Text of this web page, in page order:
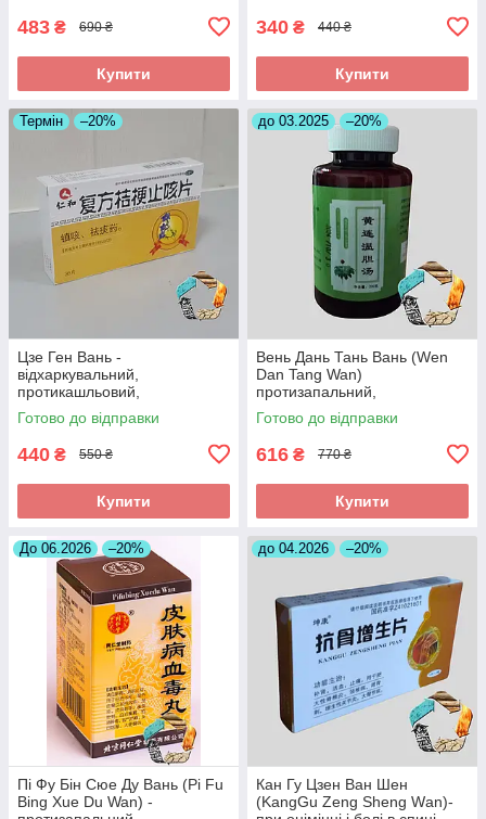
483 ₴ 690 ₴
Купити
340 ₴ 440 ₴
Купити
Термін –20%
Цзе Ген Вань -
відхаркувальний,
протикашльовий,
протизапальний
Готово до відправки
440 ₴ 550 ₴
Купити
до 03.2025 –20%
Вень Дань Тань Вань (Wen
Dan Tang Wan)
протизапальний,
знеболюючий, при
холециститі
Готово до відправки
616 ₴ 770 ₴
Купити
До 06.2026 –20%
Пі Фу Бін Сюе Ду Вань (Pi Fu
Bing Xue Du Wan) -
до 04.2026 –20%
Кан Гу Цзен Ван Шен
(KangGu Zeng Sheng Wаn)-